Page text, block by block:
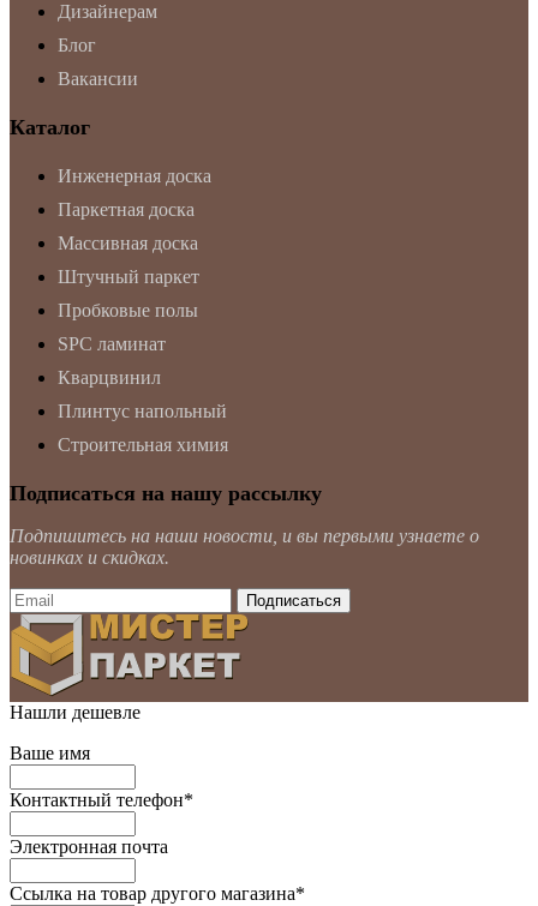
Дизайнерам
Блог
Вакансии
Каталог
Инженерная доска
Паркетная доска
Массивная доска
Штучный паркет
Пробковые полы
SPC ламинат
Кварцвинил
Плинтус напольный
Строительная химия
Подписаться на нашу рассылку
Подпишитесь на наши новости, и вы первыми узнаете о
новинках и скидках.
Нашли дешевле
Ваше имя
Контактный телефон*
Электронная почта
Ссылка на товар другого магазина*